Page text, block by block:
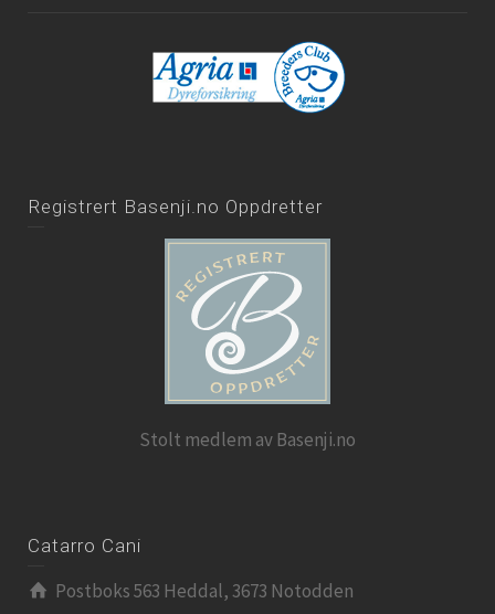
Registrert Basenji.no Oppdretter
Stolt medlem av Basenji.no
Catarro Cani
Postboks 563 Heddal, 3673 Notodden